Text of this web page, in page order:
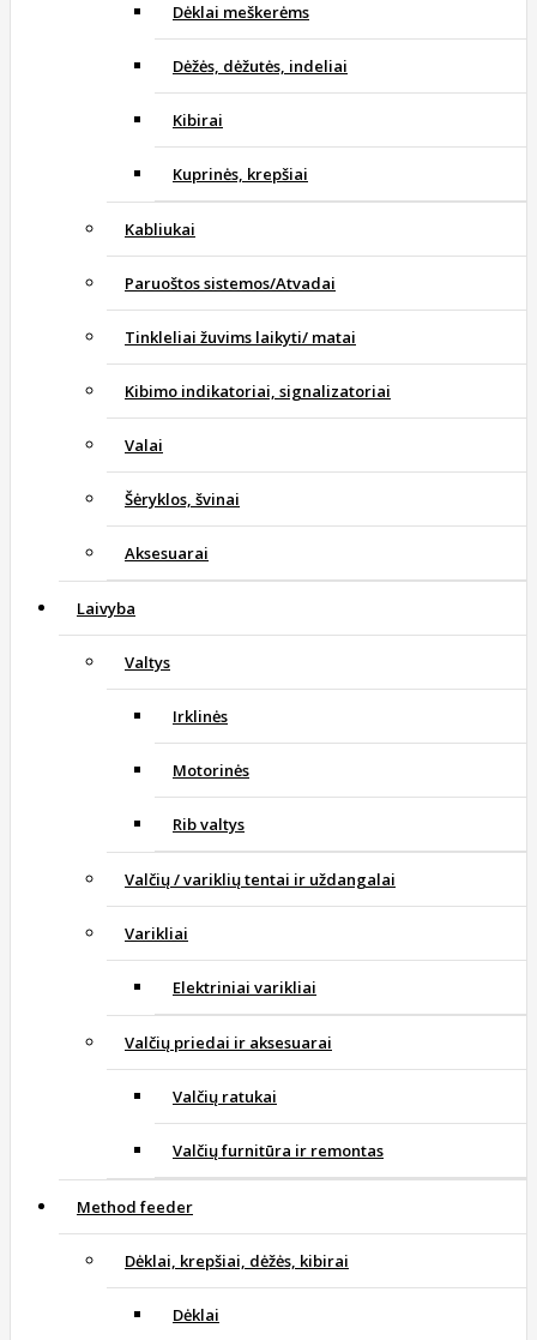
Dėklai meškerėms
Dėžės, dėžutės, indeliai
Kibirai
Kuprinės, krepšiai
Kabliukai
Paruoštos sistemos/Atvadai
Tinkleliai žuvims laikyti/ matai
Kibimo indikatoriai, signalizatoriai
Valai
Šėryklos, švinai
Aksesuarai
Laivyba
Valtys
Irklinės
Motorinės
Rib valtys
Valčių / variklių tentai ir uždangalai
Varikliai
Elektriniai varikliai
Valčių priedai ir aksesuarai
Valčių ratukai
Valčių furnitūra ir remontas
Method feeder
Dėklai, krepšiai, dėžės, kibirai
Dėklai